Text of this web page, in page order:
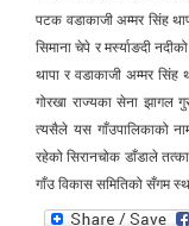
पटक वडाकाजी अम्मर सिंह
सिमाना चेपे र मर्स्याङदी
थापा र वडाकाजी अम्मर सिंह
गोरखा राज्यका सेना झागल
त्यसैले यस गाँउपालिकाको
रहेको सिरानचोक डाँडाले
गाँउ विकास समितिको सँगम